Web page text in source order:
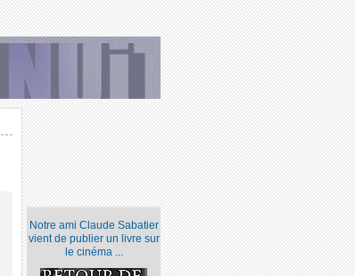
Notre ami Claude Sabatier
vient de publier un livre sur
le cinéma ...